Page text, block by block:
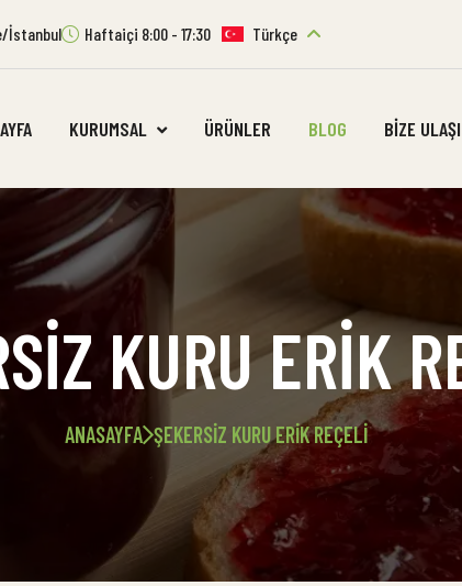
İstanbul Haftaiçi 8:00 - 17:30 Türkçe
KURUMSAL ÜRÜNLER BLOG BIZE
KURU ERIK
ANASAYFA ŞEKERSIZ KURU ERIK REÇELI